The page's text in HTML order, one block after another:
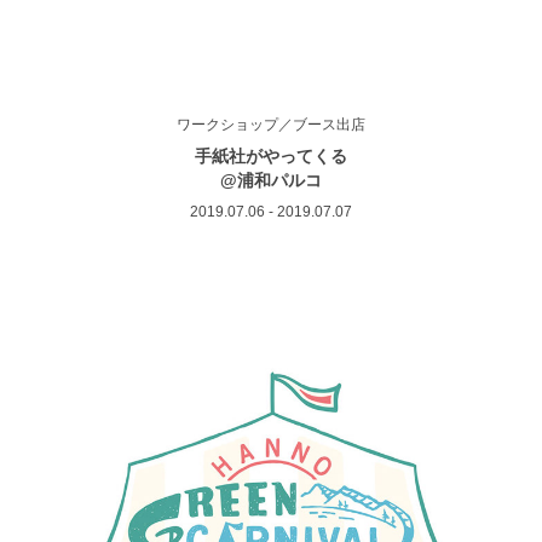
ワークショップ／ブース出店
手紙社がやってくる
@浦和パルコ
2019.07.06 - 2019.07.07